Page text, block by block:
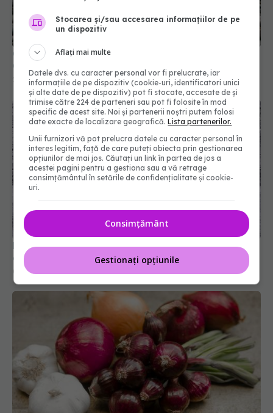
Cum să scapi corect de calusurile de pe picioare.
Ce spun medicii
26 apr 2026, 19:00
De ce să pui miezul de nucă în apă înainte de
consum
01 feb 2026, 09:00
Stocarea și/sau accesarea informațiilor de pe
un dispozitiv
Aflați mai multe
Datele dvs. cu caracter personal vor fi prelucrate, iar
informațiile de pe dispozitiv (cookie-uri, identificatori unici
și alte date de pe dispozitiv) pot fi stocate, accesate de și
trimise către 224 de parteneri sau pot fi folosite în mod
specific de acest site. Noi și partenerii noștri putem folosi
date exacte de localizare geografică.Lista partenerilor.
Unii furnizori vă pot prelucra datele cu caracter personal în
interes legitim, față de care puteți obiecta prin gestionarea
opțiunilor de mai jos. Căutați un link în partea de jos a
acestei pagini pentru a gestiona sau a vă retrage
consimțământul în setările de confidențialitate și cookie-
uri.
Consimțământ
Gestionați opțiunile